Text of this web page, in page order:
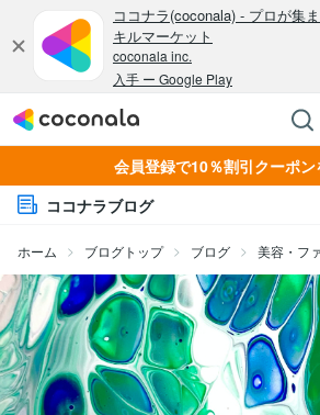
会員登録で10％割引クーポン
ココナラブログ
ホーム ブログトップ ブログ 美容・フ